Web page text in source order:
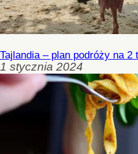
Tajlandia – plan podróży na 2
1 stycznia 2024